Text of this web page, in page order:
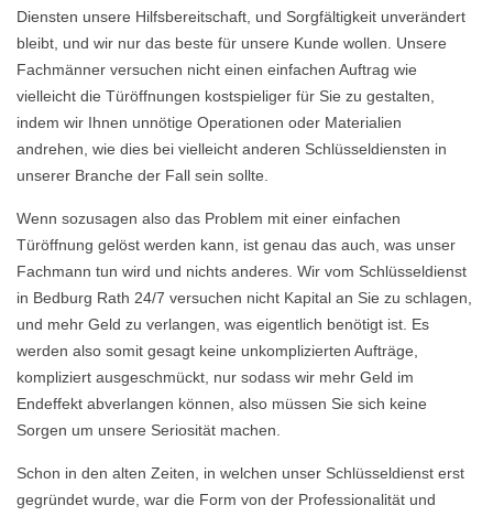
Diensten unsere Hilfsbereitschaft, und Sorgfältigkeit unverändert
bleibt, und wir nur das beste für unsere Kunde wollen. Unsere
Fachmänner versuchen nicht einen einfachen Auftrag wie
vielleicht die Türöffnungen kostspieliger für Sie zu gestalten,
indem wir Ihnen unnötige Operationen oder Materialien
andrehen, wie dies bei vielleicht anderen Schlüsseldiensten in
unserer Branche der Fall sein sollte.
Wenn sozusagen also das Problem mit einer einfachen
Türöffnung gelöst werden kann, ist genau das auch, was unser
Fachmann tun wird und nichts anderes. Wir vom Schlüsseldienst
in Bedburg Rath 24/7 versuchen nicht Kapital an Sie zu schlagen,
und mehr Geld zu verlangen, was eigentlich benötigt ist. Es
werden also somit gesagt keine unkomplizierten Aufträge,
kompliziert ausgeschmückt, nur sodass wir mehr Geld im
Endeffekt abverlangen können, also müssen Sie sich keine
Sorgen um unsere Seriosität machen.
Schon in den alten Zeiten, in welchen unser Schlüsseldienst erst
gegründet wurde, war die Form von der Professionalität und